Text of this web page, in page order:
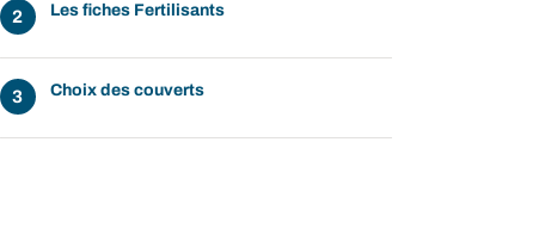
Les fiches Fertilisants
Choix des couverts